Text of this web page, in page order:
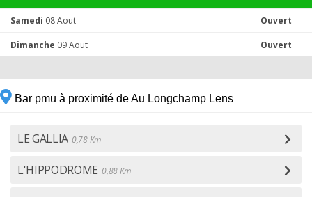
Samedi 08 Aout Ouvert
Dimanche 09 Aout Ouvert
Bar pmu à proximité de Au Longchamp Lens
LE GALLIA 0,78 Km
L'HIPPODROME 0,88 Km